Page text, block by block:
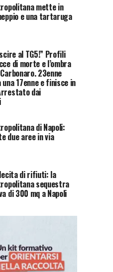
mette in
e una tartaruga
al TG5!” Profili
di morte e l’ombra
23enne
17enne e finisce in
dai
di Napoli:
due aree in via
di rifiuti: la
sequestra
di 300 mq a Napoli